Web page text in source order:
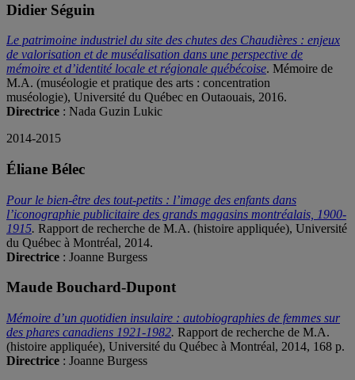
Didier Séguin
Le patrimoine industriel du site des chutes des Chaudières : enjeux
de valorisation et de muséalisation dans une perspective de
mémoire et d’identité locale et régionale québécoise. Mémoire de
M.A. (muséologie et pratique des arts : concentration
muséologie), Université du Québec en Outaouais, 2016.
Directrice : Nada Guzin Lukic
2014-2015
Éliane Bélec
Pour le bien-être des tout-petits : l’image des enfants dans
l’iconographie publicitaire des grands magasins montréalais, 1900-
1915. Rapport de recherche de M.A. (histoire appliquée), Université
du Québec à Montréal, 2014.
Directrice : Joanne Burgess
Maude Bouchard-Dupont
Mémoire d’un quotidien insulaire : autobiographies de femmes sur
des phares canadiens 1921-1982. Rapport de recherche de M.A.
(histoire appliquée), Université du Québec à Montréal, 2014, 168 p.
Directrice : Joanne Burgess